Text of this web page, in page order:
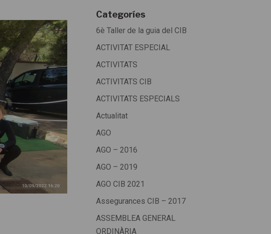
Categoríes
6è Taller de la guia del CIB
ACTIVITAT ESPECIAL
ACTIVITATS
ACTIVITATS CIB
ACTIVITATS ESPECIALS
Actualitat
AGO
AGO – 2016
AGO – 2019
AGO CIB 2021
Assegurances CIB – 2017
ASSEMBLEA GENERAL
ORDINÀRIA